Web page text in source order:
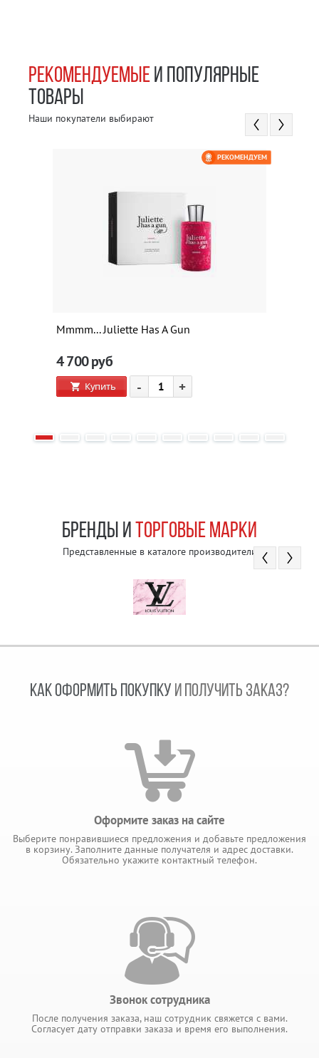
РЕКОМЕНДУЕМЫЕИ ПОПУЛЯРНЫЕ
ТОВАРЫ
Наши покупатели выбирают
Mmmm... Juliette Has A Gun
4 700руб
Купить - +
РЕКОМЕНДУЕМ
БРЕНДЫ И ТОРГОВЫЕ МАРКИ
Представленные в каталоге производители
КАК ОФОРМИТЬ ПОКУПКУ И ПОЛУЧИТЬ ЗАКАЗ?
Оформите заказ на сайте
Выберите понравившиеся предложения и добавьте предложения
в корзину. Заполните данные получателя и адрес доставки.
Обязательно укажите контактный телефон.
Звонок сотрудника
После получения заказа, наш сотрудник свяжется с вами.
Согласует дату отправки заказа и время его выполнения.